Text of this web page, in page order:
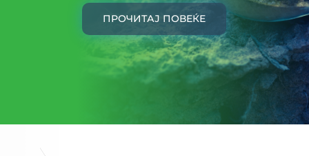
ПРОЧИТАЈ ПОВЕЌЕ